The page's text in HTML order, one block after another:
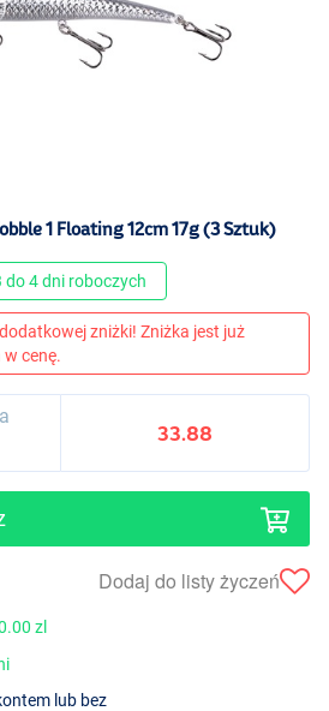
1 Floating 12cm 17g (3 Sztuk)
4 dni roboczych
zniżki! Zniżka jest już
cenę.
33.88
Dodaj do listy życzeń
zl
lub bez